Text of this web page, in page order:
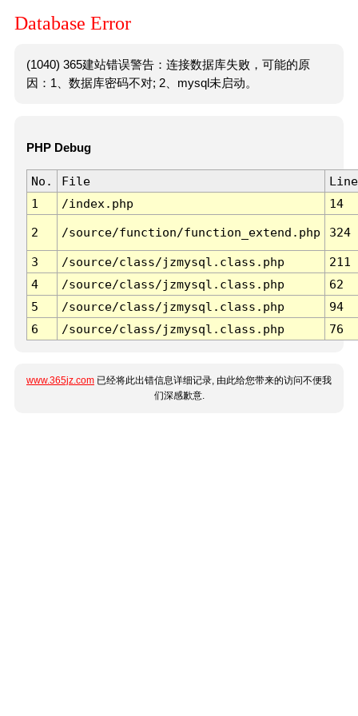
Database Error
(1040) 365建站错误警告：连接数据库失败，可能的原
因：1、数据库密码不对; 2、mysql未启动。
PHP Debug
No. File
Line
1
/index.php 14
2 /source/function/function_extend.php 324
3 /source/class/jzmysql.class.php
211
4
/source/class/jzmysql.class.php
62
5
/source/class/jzmysql.class.php
94
6
/source/class/jzmysql.class.php 76
www.365jz.com 已经将此出错信息详细记录, 由此给您带来的访问不便我
们深感歉意.